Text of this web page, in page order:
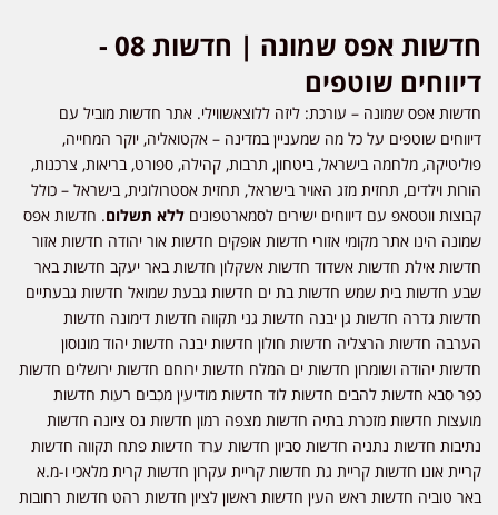
חדשות אפס שמונה | חדשות 08 -
דיווחים שוטפים
חדשות אפס שמונה – עורכת: ליזה ללוצאשווילי. אתר חדשות מוביל עם
דיווחים שוטפים על כל מה שמעניין במדינה – אקטואליה, יוקר המחייה,
פוליטיקה, מלחמה בישראל, ביטחון, תרבות, קהילה, ספורט, בריאות, צרכנות,
הורות וילדים, תחזית מזג האויר בישראל, תחזית אסטרולוגית, בישראל – כולל
קבוצות ווטסאפ עם דיווחים ישירים לסמארטפונים ללא תשלום. חדשות אפס
שמונה הינו אתר מקומי אזורי חדשות אופקים חדשות אור יהודה חדשות אזור
חדשות אילת חדשות אשדוד חדשות אשקלון חדשות באר יעקב חדשות באר
שבע חדשות בית שמש חדשות בת ים חדשות גבעת שמואל חדשות גבעתיים
חדשות גדרה חדשות גן יבנה חדשות גני תקווה חדשות דימונה חדשות
הערבה חדשות הרצליה חדשות חולון חדשות יבנה חדשות יהוד מונוסון
חדשות יהודה ושומרון חדשות ים המלח חדשות ירוחם חדשות ירושלים חדשות
כפר סבא חדשות להבים חדשות לוד חדשות מודיעין מכבים רעות חדשות
מועצות חדשות מזכרת בתיה חדשות מצפה רמון חדשות נס ציונה חדשות
נתיבות חדשות נתניה חדשות סביון חדשות ערד חדשות פתח תקווה חדשות
קריית אונו חדשות קריית גת חדשות קריית עקרון חדשות קרית מלאכי ו-מ.א
באר טוביה חדשות ראש העין חדשות ראשון לציון חדשות רהט חדשות רחובות